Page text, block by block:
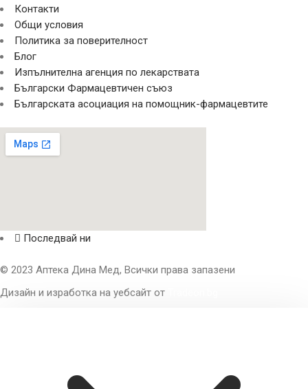
Контакти
Общи условия
Политика за поверителност
Блог
Изпълнителна агенция по лекарствата
Български Фармацевтичен съюз
Българската асоциация на помощник-фармацевтите
Последвай ни
© 2023 Аптека Дина Мед, Всички права запазени
Дизайн и изработка на уебсайт от